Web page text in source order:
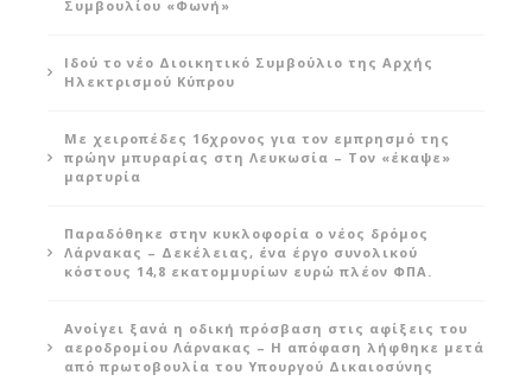
Συμβουλίου «Φωνή»
Ιδού το νέο Διοικητικό Συμβούλιο της Αρχής
Ηλεκτρισμού Κύπρου
Με χειροπέδες 16χρονος για τον εμπρησμό της
πρώην μπυραρίας στη Λευκωσία – Τον «έκαψε»
μαρτυρία
Παραδόθηκε στην κυκλοφορία ο νέος δρόμος
Λάρνακας – Δεκέλειας, ένα έργο συνολικού
κόστους 14,8 εκατομμυρίων ευρώ πλέον ΦΠΑ.
Ανοίγει ξανά η οδική πρόσβαση στις αφίξεις του
αεροδρομίου Λάρνακας – Η απόφαση λήφθηκε μετά
από πρωτοβουλία του Υπουργού Δικαιοσύνης